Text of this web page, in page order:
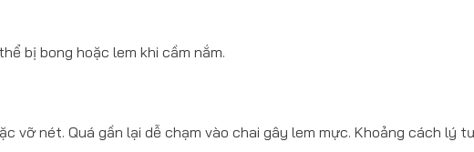
bị bong hoặc lem khi cầm nắm.
vỡ nét. Quá gần lại dễ chạm vào chai gây lem mực. Khoảng cách lý